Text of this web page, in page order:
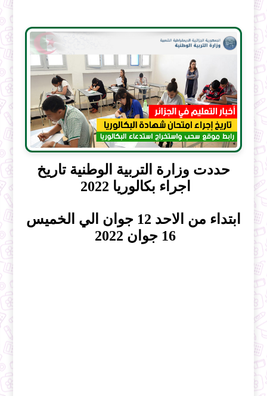
حددت وزارة التربية الوطنية تاريخ
اجراء بكالوريا 2022
ابتداء من الاحد 12 جوان الي الخميس
16 جوان 2022